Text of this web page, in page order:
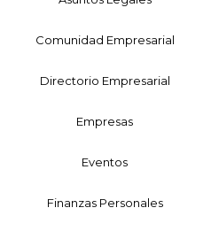
Comunidad Empresarial
Directorio Empresarial
Empresas
Eventos
Finanzas Personales